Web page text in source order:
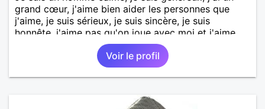
grand cœur, j'aime bien aider les personnes que
j'aime, je suis sérieux, je suis sincère, je suis
honnête, j'aime pas qu'on joue avec moi et j'aime
pas les mensonges. Je cherche une relation
amoureuse et sérieuse.Voir le profil